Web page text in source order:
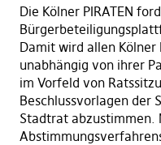
Die Kölner PIRATEN
Damit wird allen
unabhängig von ihrer
im Vorfeld von
Beschlussvorlagen der
Stadtrat abzustimmen.